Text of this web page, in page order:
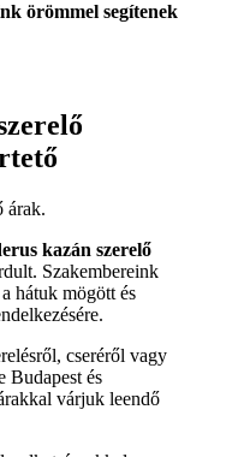
örömmel segítenek
árak.
kazán szerelő
Szakembereink
hátuk mögött és
cseréről vagy
Budapest és
várjuk leendő